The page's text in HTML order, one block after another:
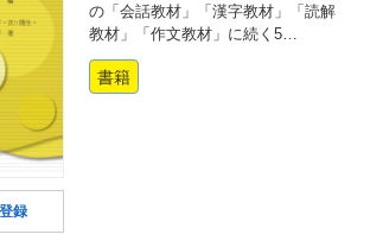
録
の「会話教材」「漢字教材」「読解
教材」「作文教材」に続く5…
書籍